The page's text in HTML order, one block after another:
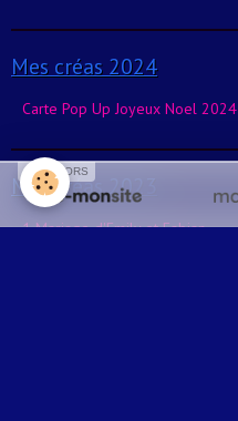
Mes créas 2024
Carte Pop Up Joyeux Noel 2024
Mes créas 2023
1 Mariage d'Emily et Fabian
SPONSORS